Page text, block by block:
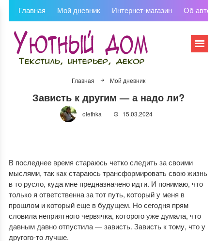
Главная Мой дневник Интернет-магазин Об
Главная Мой дневник
Зависть к другим — а надо ли?
olethka 15.03.2024
В последнее время стараюсь четко следить за своими
мыслями, так как стараюсь трансформировать свою жизнь
в то русло, куда мне предназначено идти. И понимаю, что
только я ответственна за тот путь, который у меня в
прошлом и который еще в будущем. Но сегодня прям
словила неприятного червячка, которого уже думала, что
давным давно отпустила — зависть. Зависть к тому, что у
другого-то лучше.